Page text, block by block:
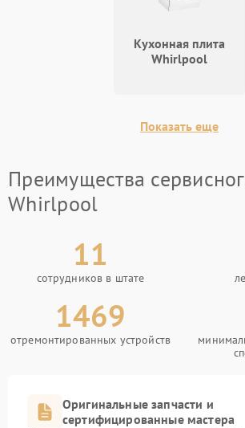
Кухонная плита
Whirlpool
Показать еще
Преимущества
Whirlpool
11
сотрудников в штате
1469
отремонтированных устройств
Оригинальные запчасти и
сертифицированные мастера